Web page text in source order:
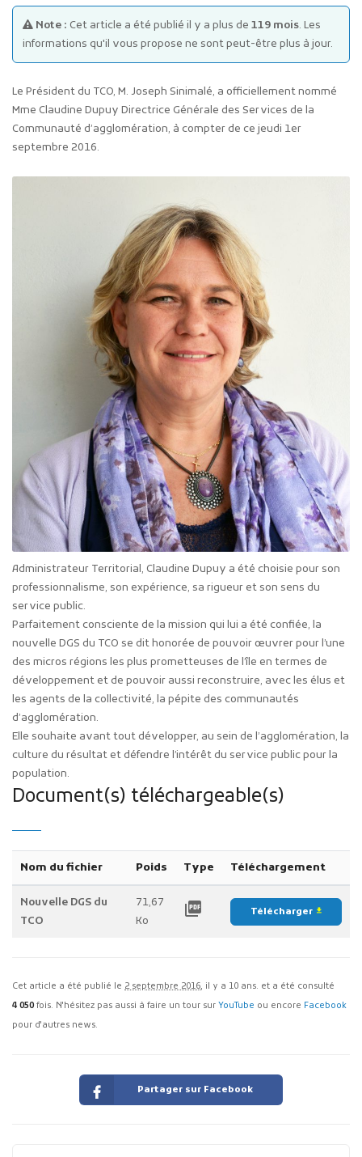
Publicité des actes
Plans d'accès
Note : Cet article a été publié il y a plus de 119 mois. Les
informations qu'il vous propose ne sont peut-être plus à jour.
Le Président du TCO, M. Joseph Sinimalé, a officiellement nommé
Mme Claudine Dupuy Directrice Générale des Services de la
Communauté d’agglomération, à compter de ce jeudi 1er
septembre 2016.
Administrateur Territorial, Claudine Dupuy a été choisie pour son
professionnalisme, son expérience, sa rigueur et son sens du
service public.
Parfaitement consciente de la mission qui lui a été confiée, la
nouvelle DGS du TCO se dit honorée de pouvoir œuvrer pour l’une
des micros régions les plus prometteuses de l’île en termes de
développement et de pouvoir aussi reconstruire, avec les élus et
les agents de la collectivité, la pépite des communautés
d’agglomération.
Elle souhaite avant tout développer, au sein de l’agglomération, la
culture du résultat et défendre l’intérêt du service public pour la
population.
Document(s) téléchargeable(s)
Nom du fichier Poids Type Téléchargement
Nouvelle DGS du
TCO
71,67
Ko
picture_as_pdf Télécharger file_download
Cet article a été publié le 2 septembre 2016, il y a 10 ans. et a été consulté
4 050 fois. N'hésitez pas aussi à faire un tour sur YouTube ou encore Facebook
pour d'autres news.
Partager sur Facebook